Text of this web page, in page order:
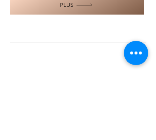
PLUS